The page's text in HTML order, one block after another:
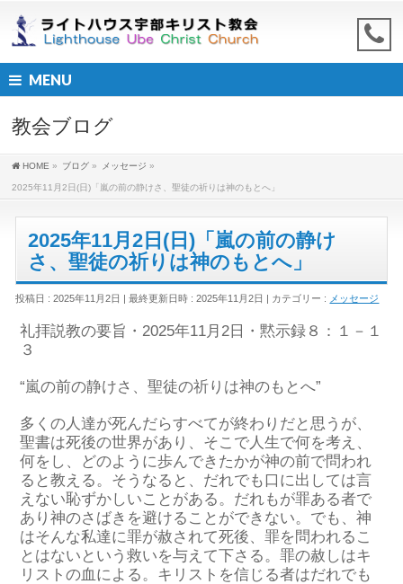
MENU
教会ブログ
HOME » ブログ » メッセージ »
2025年11月2日(日)「嵐の前の静けさ、聖徒の祈りは神のもとへ」
2025年11月2日(日)「嵐の前の静け
さ、聖徒の祈りは神のもとへ」
投稿日 : 2025年11月2日 最終更新日時 : 2025年11月2日 カテゴリー : メッセージ
礼拝説教の要旨 ・2025年11月 2 日・黙示録８：１－１
３
“嵐の前の静けさ、聖徒の祈りは神のもとへ”
多くの人達が死んだらすべてが終わり だと思う が、
聖書は死後の世界があり、そこで人生で何を考え、
何をし、どのように歩んできたかが神の前で問われ
る と教える。 そうなると 、 だれでも口に出しては言
えない恥ずかしいこと がある。 だれもが罪ある者で
あり神のさばき を避けること ができない。 でも、神
はそんな私達に罪が赦されて死後、罪を問われるこ
とはない という救いを与えて下さる。罪の赦しはキ
リストの血 による。 キリスト を信じる者はだれでも